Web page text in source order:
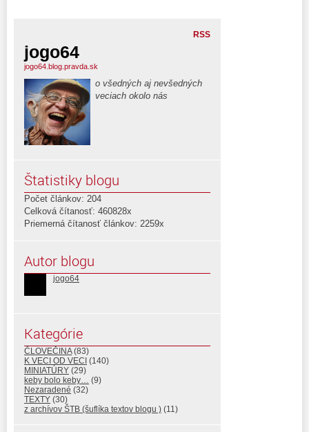
RSS
jogo64
jogo64.blog.pravda.sk
o všedných aj nevšedných
veciach okolo nás
Štatistiky blogu
Počet článkov: 204
Celková čítanosť: 460828x
Priemerná čítanosť článkov: 2259x
Autor blogu
jogo64
Kategórie
ČLOVEČINA(83)
K VECI OD VECI (140)
MINIATÚRY (29)
keby bolo keby…
(9)
Nezaradené (32)
TEXTY (30)
z archívov ŠTB (šuflíka textov blogu ) (11)